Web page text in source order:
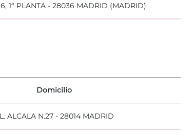
1ª PLANTA - 28036 MADRID (MADRID)
Domicilio
ALCALA N.27 - 28014 MADRID